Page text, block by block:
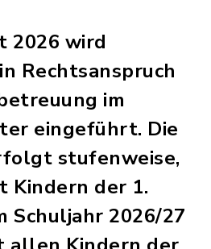
2026 wird
Rechtsanspruch
im
eingeführt. Die
stufenweise,
Kindern der 1.
Schuljahr 2026/27